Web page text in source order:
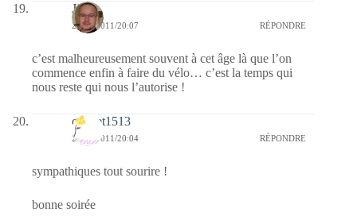
Jj
28/06/2011/20:07 RÉPONDRE
c’est malheureusement souvent à cet âge là que l’on
commence enfin à faire du vélo… c’est la temps qui
nous reste qui nous l’autorise !
cricket1513
28/06/2011/20:04 RÉPONDRE
sympathiques tout sourire !
bonne soirée